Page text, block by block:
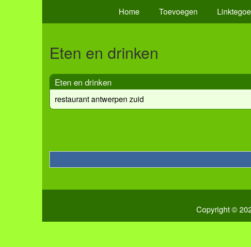
Home Toevoegen
Eten en drinken
Eten en drinken
restaurant antwerpen zuid
Copyright ©